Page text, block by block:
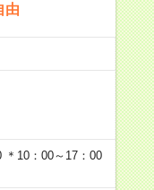
由
10：00～17：00